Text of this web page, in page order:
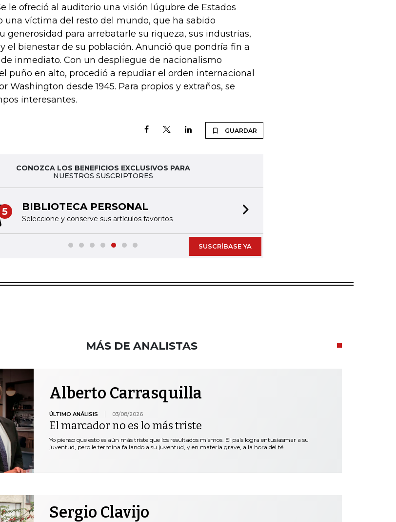
le ofreció al auditorio una visión lúgubre de Estados
una víctima del resto del mundo, que ha sabido
generosidad para arrebatarle su riqueza, sus industrias,
el bienestar de su población. Anunció que pondría fin a
inmediato. Con un despliegue de nacionalismo
puño en alto, procedió a repudiar el orden internacional
Washington desde 1945. Para propios y extraños, se
interesantes.
GUARDAR
CONOZCA LOS BENEFICIOS EXCLUSIVOS PARA
NUESTROS SUSCRIPTORES
5 BIBLIOTECA PERSONAL
Seleccione y conserve sus artículos favoritos
SUSCRÍBASE YA
MÁS DE ANALISTAS
Alberto Carrasquilla
ÚLTIMO ANÁLISIS 03/08/2026
El marcador no es lo más triste
Yo pienso que esto es aún más triste que los resultados mismos. El país logra entusiasmar a su
juventud, pero le termina fallando a su juventud, y en materia grave, a la hora del té
Sergio Clavijo